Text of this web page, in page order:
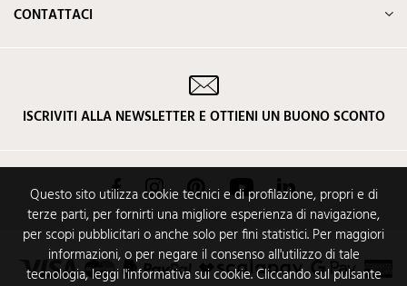
Questo sito utilizza cookie tecnici e di profilazione, propri e di
terze parti, per fornirti una migliore esperienza di navigazione,
per scopi pubblicitari o anche solo per fini statistici. Per maggiori
informazioni, o per negare il consenso all'utilizzo di tale
tecnologia, leggi l'informativa sui cookie. Cliccando sul pulsante
CONTATTACI
ISCRIVITI ALLA NEWSLETTER E OTTIENI UN BUONO SCONTO
FacebookInstagramPinterest YouTube